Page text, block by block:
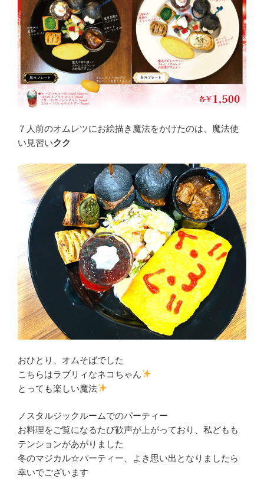
７人前のオムレツにお絵描き魔法をかけたのは、魔法使
い見習いクク
おひとり、オムそばでした
こちらはラブリィなネコちゃん
とっても楽しい魔法
ノスタルジックルームでのパーティー
お料理をご覧になるたび歓声が上がっており、私どもも
テンションがあがりました
冬のマジカル☆パーティー、よき思い出となりましたら
幸いでございます